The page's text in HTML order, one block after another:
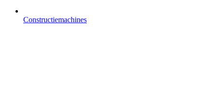
Constructiemachines